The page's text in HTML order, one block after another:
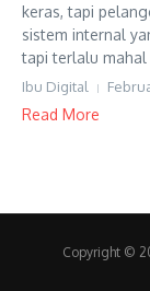
keras, tapi
sistem internal
tapi terlalu mahal
Ibu Digital
Read More
Copyright ©